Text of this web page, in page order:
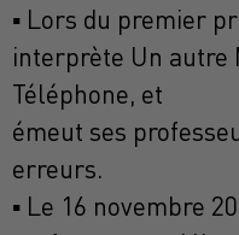
▪ Lors du premier
interprète Un autre
Téléphone, et
émeut ses
erreurs.
▪ Le 16 novembre